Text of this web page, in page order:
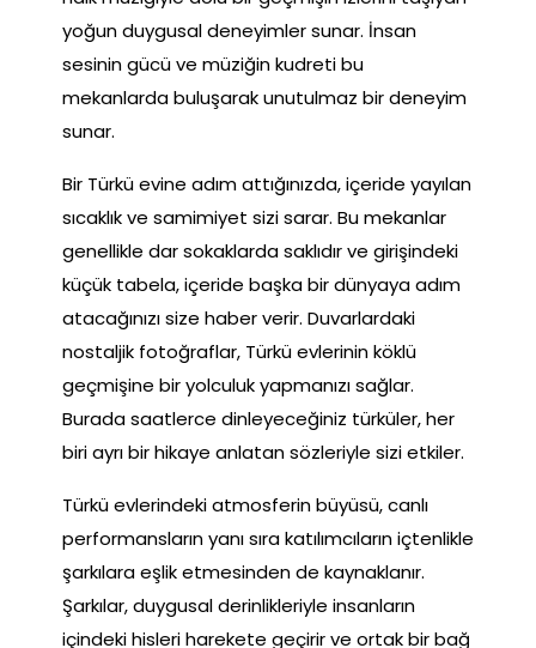
yoğun duygusal deneyimler sunar. İnsan
sesinin gücü ve müziğin kudreti bu
mekanlarda buluşarak unutulmaz bir deneyim
sunar.
Bir Türkü evine adım attığınızda, içeride yayılan
sıcaklık ve samimiyet sizi sarar. Bu mekanlar
genellikle dar sokaklarda saklıdır ve girişindeki
küçük tabela, içeride başka bir dünyaya adım
atacağınızı size haber verir. Duvarlardaki
nostaljik fotoğraflar, Türkü evlerinin köklü
geçmişine bir yolculuk yapmanızı sağlar.
Burada saatlerce dinleyeceğiniz türküler, her
biri ayrı bir hikaye anlatan sözleriyle sizi etkiler.
Türkü evlerindeki atmosferin büyüsü, canlı
performansların yanı sıra katılımcıların içtenlikle
şarkılara eşlik etmesinden de kaynaklanır.
Şarkılar, duygusal derinlikleriyle insanların
içindeki hisleri harekete geçirir ve ortak bir bağ